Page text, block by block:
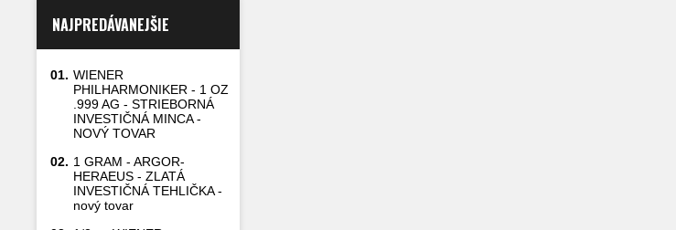
NAJPREDÁVANEJŠIE
01. WIENER
PHILHARMONIKER - 1 OZ
.999 AG - STRIEBORNÁ
INVESTIČNÁ MINCA -
NOVÝ TOVAR
02. 1 GRAM - ARGOR-
HERAEUS - ZLATÁ
INVESTIČNÁ TEHLIČKA -
nový tovar